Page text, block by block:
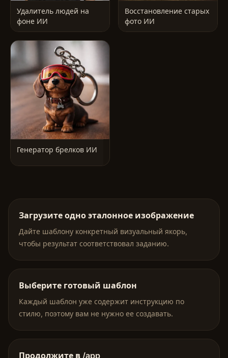
Удалитель людей на
фоне ИИ
Восстановление старых
фото ИИ
Генератор брелков ИИ
Загрузите одно эталонное изображение
Дайте шаблону конкретный визуальный якорь,
чтобы результат соответствовал заданию.
Выберите готовый шаблон
Каждый шаблон уже содержит инструкцию по
стилю, поэтому вам не нужно ее создавать.
Продолжите в /app